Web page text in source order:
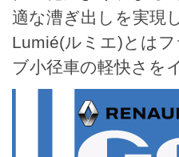
適な漕ぎ出しを実現
Lumié(ルミエ)とは
ブ小径車の軽快さを